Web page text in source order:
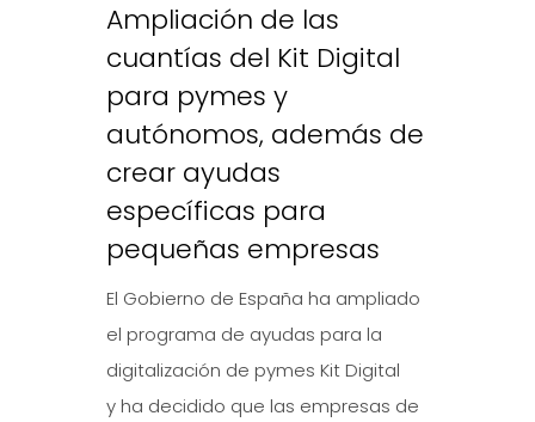
Ampliación de las
cuantías del Kit Digital
para pymes y
autónomos, además de
crear ayudas
específicas para
pequeñas empresas
El Gobierno de España ha ampliado
el programa de ayudas para la
digitalización de pymes Kit Digital
y ha decidido que las empresas de